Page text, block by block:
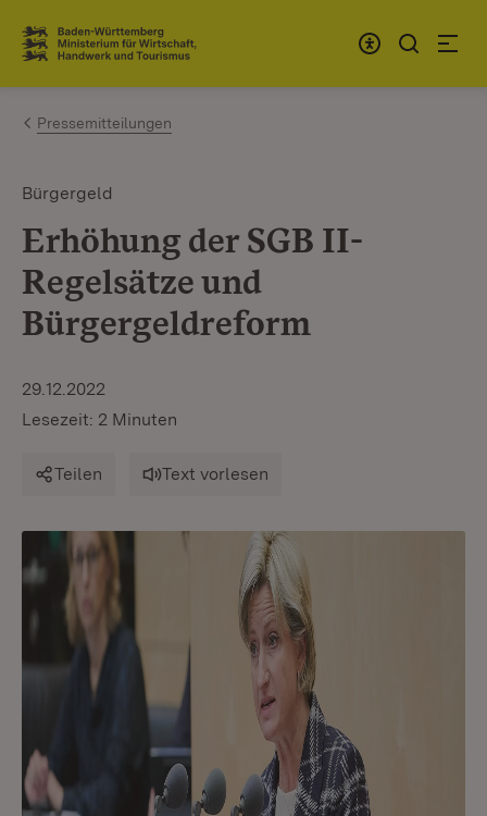
Zum Inhalt springen
Link zur Startseite
Pressemitteilungen
Bürgergeld
Erhöhung der SGB II-
Regelsätze und
Bürgergeldreform
29.12.2022
Lesezeit: 2 Minuten
Teilen Text vorlesen